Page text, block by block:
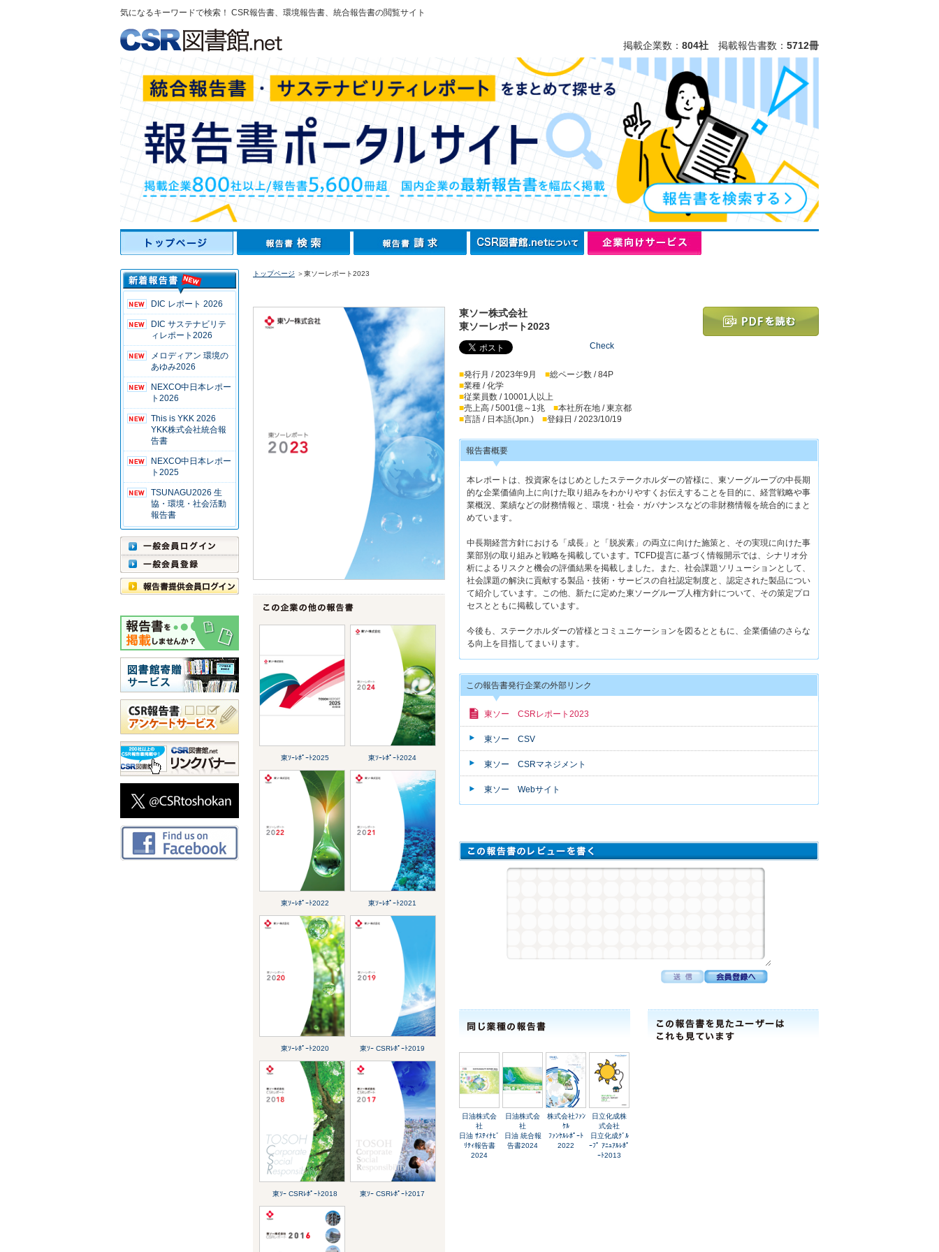
気になるキーワードで検索！ CSR報告書、環境報告書、統合報告書の閲覧サイト
掲載企業数： 804社 掲載報告書数： 5712冊
DIC レポート 2026
DIC サステナビリテ
ィレポート2026
メロディアン 環境の
あゆみ2026
NEXCO中日本レポー
ト2026
This is YKK 2026
YKK株式会社統合報
告書
NEXCO中日本レポー
ト2025
TSUNAGU2026 生
協・環境・社会活動
報告書
トップページ ＞東ソーレポート2023
東ｿｰﾚﾎﾟｰﾄ2025 東ｿｰﾚﾎﾟｰﾄ2024
東ｿｰﾚﾎﾟｰﾄ2022 東ｿｰﾚﾎﾟｰﾄ2021
東ｿｰﾚﾎﾟｰﾄ2020 東ｿｰ CSRﾚﾎﾟｰﾄ2019
東ｿｰ CSRﾚﾎﾟｰﾄ2018 東ｿｰ CSRﾚﾎﾟｰﾄ2017
東ソー株式会社
東ソーレポート2023
Check
■発行月 / 2023年9月 ■総ページ数 / 84P
■業種 / 化学
■従業員数 / 10001人以上
■売上高 / 5001億～1兆 ■本社所在地 / 東京都
■言語 / 日本語(Jpn.) ■登録日 / 2023/10/19
報告書概要
本レポートは、投資家をはじめとしたステークホルダーの皆様に、東ソーグループの中長期
的な企業価値向上に向けた取り組みをわかりやすくお伝えすることを目的に、経営戦略や事
業概況、業績などの財務情報と、環境・社会・ガバナンスなどの非財務情報を統合的にまと
めています。
中長期経営方針における「成長」と「脱炭素」の両立に向けた施策と、その実現に向けた事
業部別の取り組みと戦略を掲載しています。TCFD提言に基づく情報開示では、シナリオ分
析によるリスクと機会の評価結果を掲載しました。また、社会課題ソリューションとして、
社会課題の解決に貢献する製品・技術・サービスの自社認定制度と、認定された製品につい
て紹介しています。この他、新たに定めた東ソーグループ人権方針について、その策定プロ
セスとともに掲載しています。
今後も、ステークホルダーの皆様とコミュニケーションを図るとともに、企業価値のさらな
る向上を目指してまいります。
この報告書発行企業の外部リンク
東ソー CSRレポート2023
東ソー CSV
東ソー CSRマネジメント
東ソー Webサイト
日油株式会
社
日油 ｻｽﾃｨﾅﾋﾞ
ﾘﾃｨ報告書
2024
日油株式会
社
日油 統合報
告書2024
株式会社ﾌｧﾝ
ｹﾙ
ﾌｧﾝｹﾙﾚﾎﾟｰﾄ
2022
日立化成株
式会社
日立化成ｸﾞﾙ
ｰﾌﾟ ｱﾆｭｱﾙﾚﾎﾟ
ｰﾄ2013